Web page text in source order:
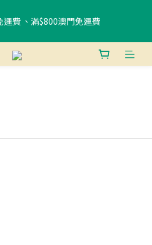
85折優惠
運費 、滿$800澳門免運費
，即可獲贈免費午餐袋一個 (隨